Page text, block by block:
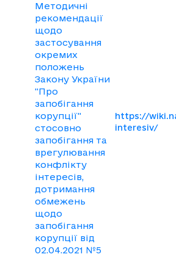
Методичні
рекомендації
щодо
застосування
окремих
положень
Закону України
"Про
запобігання
корупції"
стосовно
запобігання та
врегулювання
конфлікту
інтересів,
дотримання
обмежень
щодо
запобігання
корупції від
02.04.2021 №5
https://
interesiv/